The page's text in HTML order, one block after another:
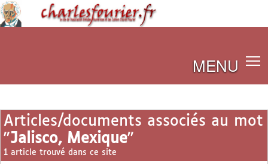
MENU
Articles/documents associés au mot
"Jalisco, Mexique"
1 article trouvé dans ce site